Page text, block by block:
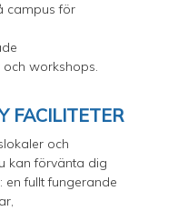
campus för
workshops.
FACILITETER
och
kan förvänta dig
en fullt fungerande